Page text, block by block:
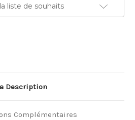
liste de souhaits
Description
Complémentaires